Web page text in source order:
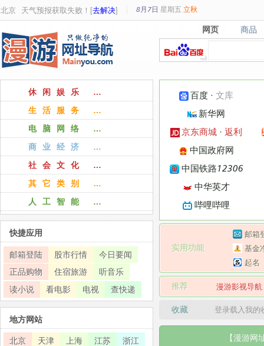
北京 天气预报获取失败！[去解决] 8月7日 星期五 立秋
网页
网页 商品
商品
百度 ·文库
新华网
京东商城 ·返利
中国政府网
中国铁路12306
中华英才
哔哩哔哩
实用功能
邮箱
基金
起名
推荐 漫游影视导航
收藏 登录载入我
【漫游网
休闲娱乐 …
生活服务 …
电脑网络 …
商业经济 …
社会文化 …
其它类别 …
人工智能 …
快捷应用
邮箱登陆 股市行情
今日要闻
正品购物
住宿旅游
听音乐
读小说
看电影 电视 查快递
地方网站
北京 天津 上海 江苏
浙江